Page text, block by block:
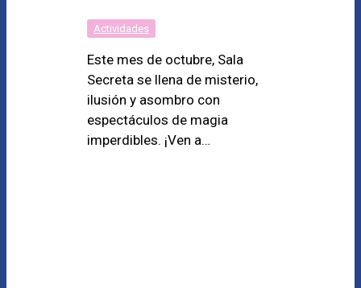
Actividades
Este mes de octubre, Sala
Secreta se llena de misterio,
ilusión y asombro con
espectáculos de magia
imperdibles. ¡Ven a…